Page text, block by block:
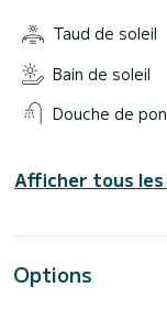
Taud de soleil
Bain de soleil
Douche de
Afficher tous
Options